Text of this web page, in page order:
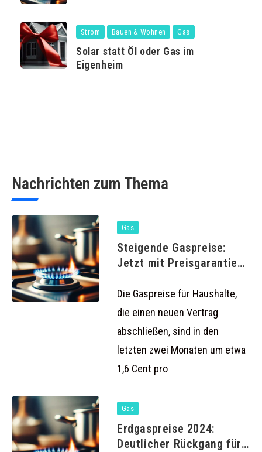
Strom Bauen & Wohnen Gas
Solar statt Öl oder Gas im
Eigenheim
Nachrichten zum Thema
Gas
Steigende Gaspreise:
Jetzt mit Preisgarantie
Die Gaspreise für Haushalte,
die einen neuen Vertrag
abschließen, sind in den
letzten zwei Monaten um etwa
1,6 Cent pro
Gas
Erdgaspreise 2024:
Deutlicher Rückgang für